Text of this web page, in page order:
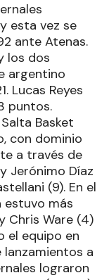
esta vez se
ante Atenas.
los dos
argentino
Lucas Reyes
puntos.
Basket
con dominio
a través de
Jerónimo Díaz
(9). En el
estuvo más
Chris Ware (4)
el equipo en
a
lograron